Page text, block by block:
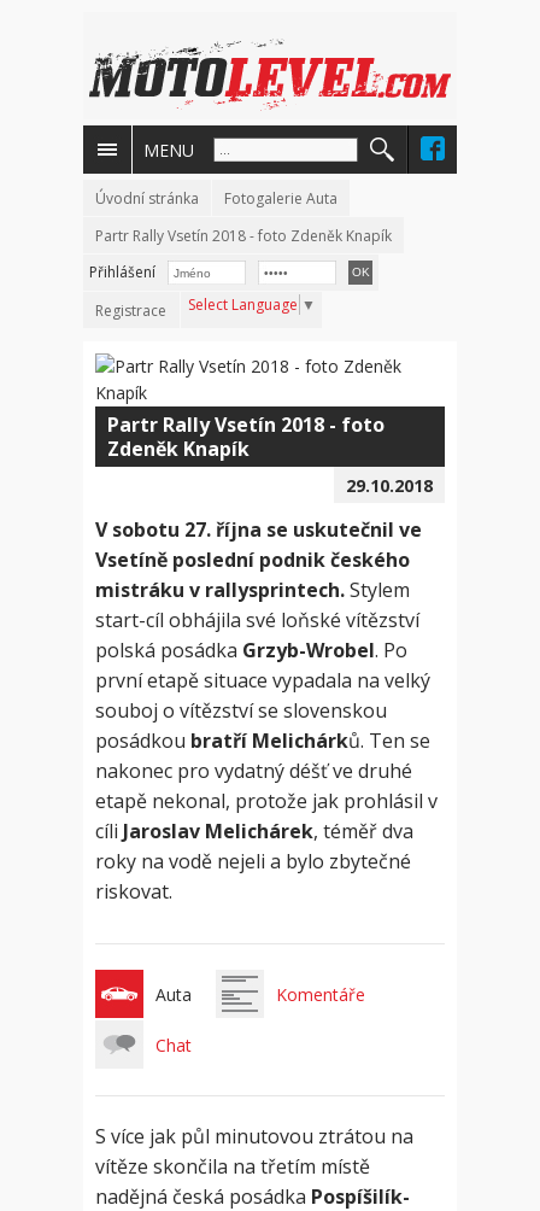
MENU
Úvodní stránka
Fotogalerie Auta
Partr Rally Vsetín 2018 - foto Zdeněk Knapík
Přihlášení
Registrace
Select Language ▼
Partr Rally Vsetín 2018 - foto
Zdeněk Knapík
29.10.2018
V sobotu 27. října se uskutečnil ve
Vsetíně poslední podnik českého
mistráku v rallysprintech.Stylem
start-cíl obhájila své loňské vítězství
polská posádka Grzyb-Wrobel. Po
první etapě situace vypadala na velký
souboj o vítězství se slovenskou
posádkou bratří Melichárků. Ten se
nakonec pro vydatný déšť ve druhé
etapě nekonal, protože jak prohlásil v
cíli Jaroslav Melichárek, téměř dva
roky na vodě nejeli a bylo zbytečné
riskovat.
Auta Komentáře
Chat
S více jak půl minutovou ztrátou na
vítěze skončila na třetím místě
nadějná česká posádka Pospíšilík-